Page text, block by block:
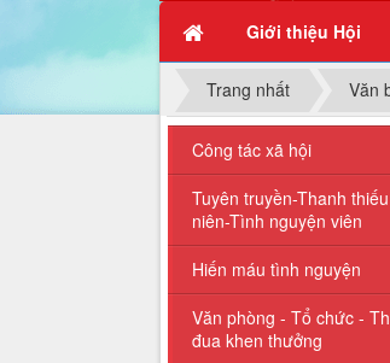
Chữ thập đỏ - Vì
Giới thiệu Hội
Trang nhất Văn
Công tác xã hội
Tuyên truyền-Thanh thiếu
niên-Tình nguyện viên
Hiến máu tình nguyện
Văn phòng - Tổ chức -
đua khen thưởng